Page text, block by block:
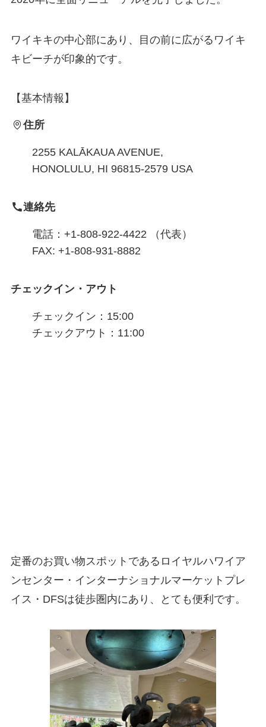
ワイキキの中心部にあり、目の前に広がるワイキ
キビーチが印象的です。
【基本情報】
住所
2255 KALĀKAUA AVENUE,
HONOLULU, HI 96815-2579 USA
連絡先
電話：+1-808-922-4422 （代表）
FAX: +1-808-931-8882
チェックイン・アウト
チェックイン：15:00
チェックアウト：11:00
定番のお買い物スポットであるロイヤルハワイア
ンセンター・インターナショナルマーケットプレ
イス・DFSは徒歩圏内にあり、とても便利です。